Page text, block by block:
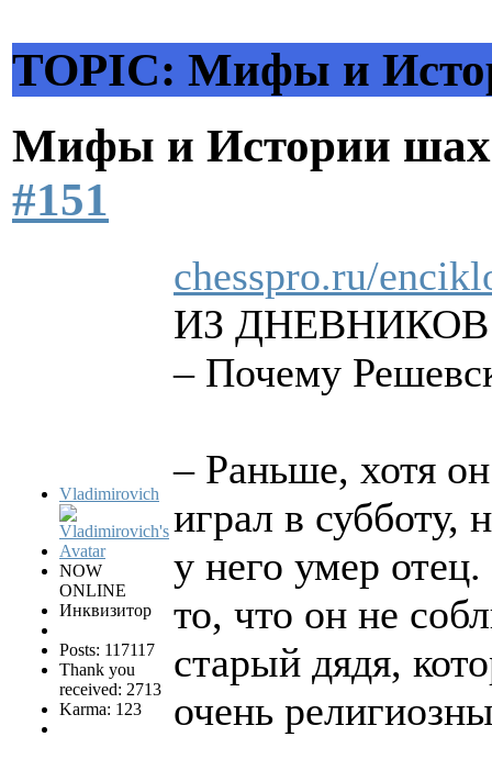
TOPIC: Мифы и
Мифы и Истории
#151
Vladimirovich
NOW
ONLINE
Инквизитор
Posts: 117117
Thank you
received: 2713
Karma: 123
chesspro.ru/
ИЗ
– Почему
– Раньше, хотя
играл в субботу,
у него умер
то, что он не
старый дядя,
очень